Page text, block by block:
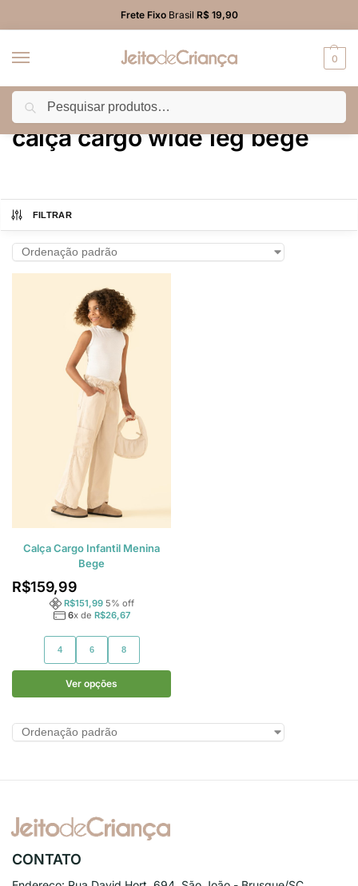
Frete FixoBrasil R$ 19,90
0
Início Produtos marcados com a tag “calça cargo wide leg bege”
calça cargo wide leg bege
FILTRAR
Calça Cargo Infantil Menina
Bege
R$159,99
R$151,99 5% off
6x de R$26,67
4 6 8
Ver opções
CONTATO